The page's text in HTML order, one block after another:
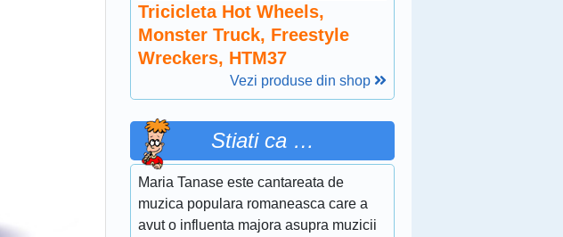
Tricicleta Hot Wheels,
Monster Truck, Freestyle
Wreckers, HTM37
Vezi produse din shop
Stiati ca …
Maria Tanase este cantareata de
muzica populara romaneasca care a
avut o influenta majora asupra muzicii